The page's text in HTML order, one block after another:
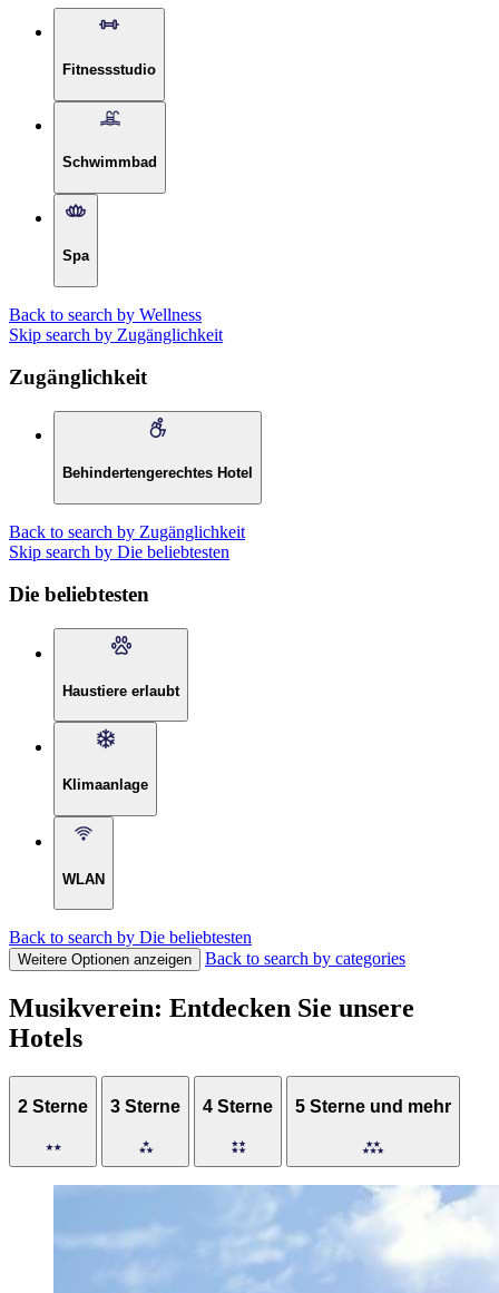
Fitnessstudio
Schwimmbad
Spa
Back to search by Wellness
Skip search by Zugänglichkeit
Zugänglichkeit
Behindertengerechtes Hotel
Back to search by Zugänglichkeit
Skip search by Die beliebtesten
Die beliebtesten
Haustiere erlaubt
Klimaanlage
WLAN
Back to search by Die beliebtesten
Weitere Optionen anzeigen Back to search by categories
Musikverein: Entdecken Sie unsere
Hotels
2 Sterne 3 Sterne 4 Sterne 5 Sterne und mehr